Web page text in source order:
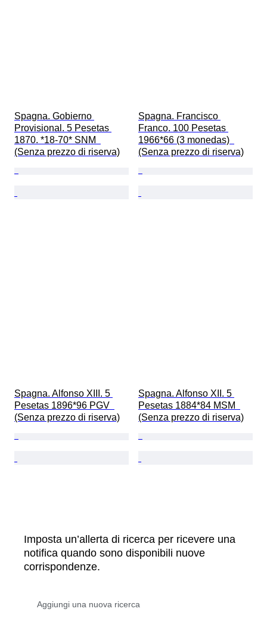
Spagna. Gobierno
Provisional. 5 Pesetas
1870. *18-70* SNM
(Senza prezzo di riserva)
Spagna. Francisco
Franco. 100 Pesetas
1966*66 (3 monedas)
(Senza prezzo di riserva)
Spagna. Alfonso XIII. 5
Pesetas 1896*96 PGV
(Senza prezzo di riserva)
Spagna. Alfonso XII. 5
Pesetas 1884*84 MSM
(Senza prezzo di riserva)
Imposta un’allerta di ricerca per ricevere una
notifica quando sono disponibili nuove
corrispondenze.